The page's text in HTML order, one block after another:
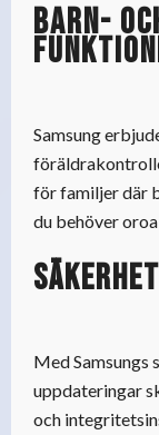
Barn-
Samsung
för familjer där
du behöver
Med Samsungs
uppdateringar
och